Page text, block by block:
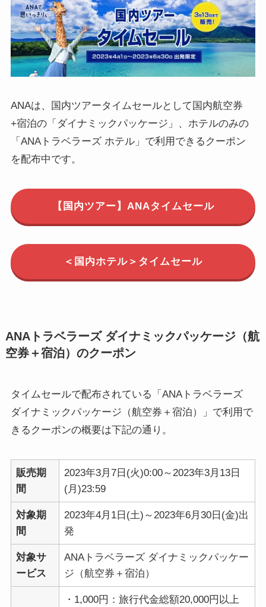
ANAは、国内ツアータイムセールとして国内航空券
+宿泊の「ダイナミックパッケージ」、ホテルのみの
「ANAトラベラーズ ホテル」で利用できるクーポン
を配布中です。
【国内ツアー】ANAタイムセール
＜国内ホテル＞タイムセール
ANAトラベラーズ ダイナミックパッケージ（航
空券＋宿泊）のクーポン
タイムセールで配布されている「ANAトラベラーズ
ダイナミックパッケージ（航空券＋宿泊）」で利用で
きるクーポンの概要は下記の通り。
販売期
間
2023年3月7日(火)0:00～2023年3月13日
(月)23:59
対象期
間
2023年4月1日(土)～2023年6月30日(金)出
発
対象サ
ービス
ANAトラベラーズ ダイナミックパッケー
ジ（航空券＋宿泊）
・1,000円：旅行代金総額20,000円以上